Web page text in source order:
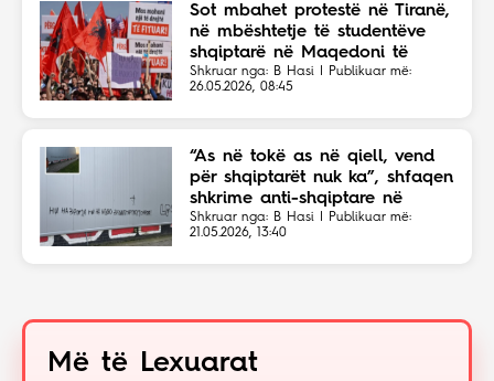
Sot mbahet protestë në Tiranë,
në mbështetje të studentëve
shqiptarë në Maqedoni të
Veriut
Shkruar nga: B Hasi | Publikuar më:
26.05.2026, 08:45
“As në tokë as në qiell, vend
për shqiptarët nuk ka”, shfaqen
shkrime anti-shqiptare në
Shkup
Shkruar nga: B Hasi | Publikuar më:
21.05.2026, 13:40
Më të Lexuarat